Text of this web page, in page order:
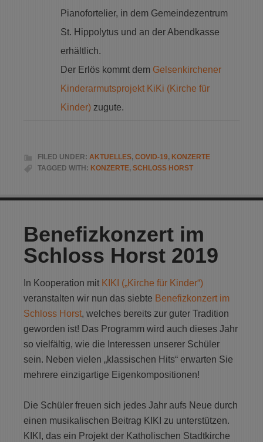
Pianofortelier, in dem Gemeindezentrum
St. Hippolytus und an der Abendkasse
erhältlich.
Der Erlös kommt dem Gelsenkirchener
Kinderarmutsprojekt KiKi (Kirche für
Kinder) zugute.
FILED UNDER: AKTUELLES, COVID-19, KONZERTE
TAGGED WITH: KONZERTE, SCHLOSS HORST
Benefizkonzert im
Schloss Horst 2019
In Kooperation mit KIKI („Kirche für Kinder“)
veranstalten wir nun das siebte Benefizkonzert im
Schloss Horst, welches bereits zur guter Tradition
geworden ist! Das Programm wird auch dieses Jahr
so vielfältig, wie die Interessen unserer Schüler
sein. Neben vielen „klassischen Hits“ erwarten Sie
mehrere einzigartige Eigenkompositionen!
Die Schüler freuen sich jedes Jahr aufs Neue durch
einen musikalischen Beitrag KIKI zu unterstützen.
KIKI, das ein Projekt der Katholischen Stadtkirche